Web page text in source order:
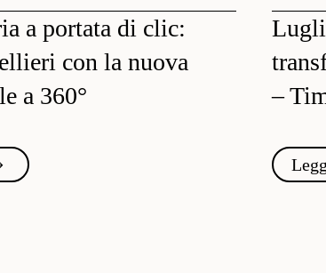
a portata di clic:
con la nuova
a 360°
–